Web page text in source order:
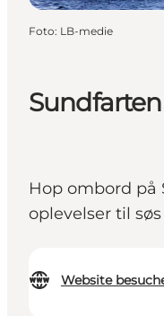
Sundfarten
Hop ombord på
oplevelser til søs
Website
Foto: LB-medie